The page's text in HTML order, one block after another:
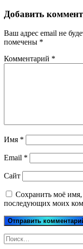
Добавить
Ваш адрес email не
помечены *
Комментарий *
Имя *
Email *
Сайт
Сохранить моё имя,
последующих моих
Найти: